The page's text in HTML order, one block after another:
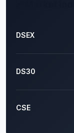
DSEX
DS30
CSE